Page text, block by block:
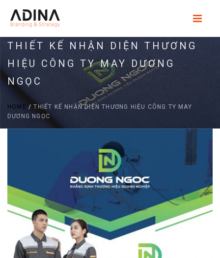
THIẾT KẾ NHẬN DIỆN THƯƠNG
HIỆU CÔNG TY MAY DƯƠNG
NGỌC
HOME /THIẾT KẾ NHẬN DIỆN THƯƠNG HIỆU CÔNG TY MAY
DƯƠNG NGỌC